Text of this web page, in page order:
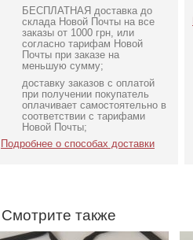
БЕСПЛАТНАЯ доставка до
склада Новой Почты на все
заказы от 1000 грн, или
согласно тарифам Новой
Почты при заказе на
меньшую сумму;
доставку заказов с оплатой
при получении покупатель
оплачивает самостоятельно в
соответствии с тарифами
Новой Почты;
Подробнее о способах доставки
Смотрите также
Слитный женский
купальник для фотосессии